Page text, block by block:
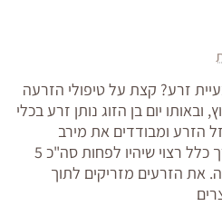
זרע? קצת על טיפולי הזרעה
יום בן הזוג נותן זרע בכלי
הזרע ומבודדים את מירב
הזרעים בתנועה מהירה. בדרך כלל רצוי שיהיו לפחות סה"כ 5
את הזרעים מזריקים לתוך